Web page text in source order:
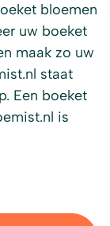
bloemen
uw boeket
maak zo uw
staat
Een boeket
is